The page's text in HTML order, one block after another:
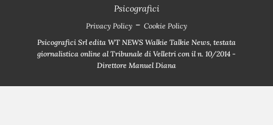
Psicografici
Privacy Policy - Cookie Policy
Psicografici Srl edita WT NEWS Walkie Talkie News, testata
giornalistica online al Tribunale di Velletri con il n. 10/2014 -
Direttore Manuel Diana